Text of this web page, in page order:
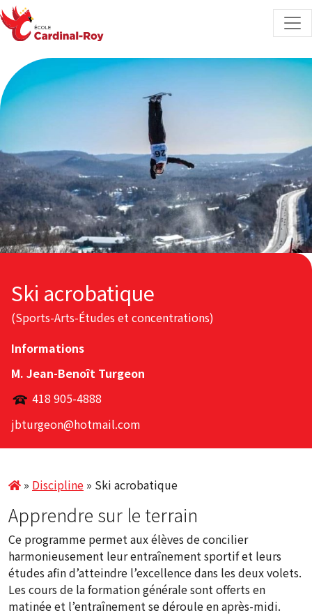
Skip to content
Ski acrobatique
(Sports-Arts-Études et concentrations)
Informations
M. Jean-Benoît Turgeon
418 905-4888
jbturgeon@hotmail.com
» Discipline » Ski acrobatique
Apprendre sur le terrain
Ce programme permet aux élèves de concilier
harmonieusement leur entraînement sportif et leurs
études afin d’atteindre l’excellence dans les deux volets.
Les cours de la formation générale sont offerts en
matinée et l’entraînement se déroule en après-midi.